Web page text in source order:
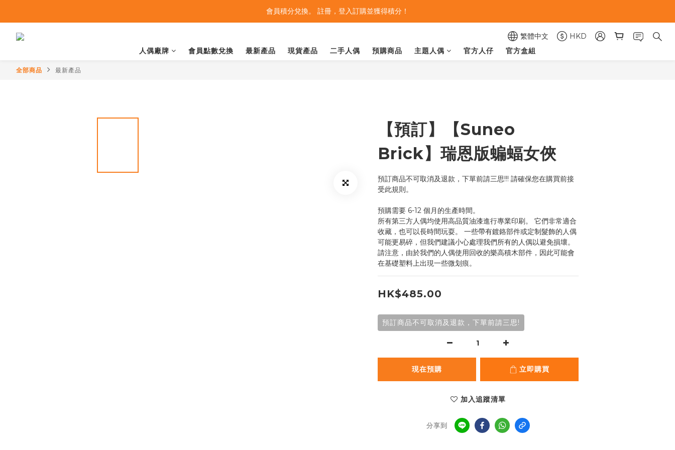
會員積分兌換。 註冊，登入訂購並獲得積分！
繁體中文
HKD
人偶廠牌
會員點數兌換 最新產品 現貨產品 二手人偶 預購商品 主題人偶 官方人仔 官方盒組
全部商品 最新產品
【預訂】【Suneo
Brick】瑞恩版蝙蝠女俠
預訂商品不可取消及退款，下單前請三思!!! 請確保您在購買前接
受此規則。
預購需要 6-12 個月的生產時間。
所有第三方人偶均使用高品質油漆進行專業印刷。 它們非常適合
收藏，也可以長時間玩耍。 一些帶有鍍鉻部件或定制髮飾的人偶
可能更易碎，但我們建議小心處理我們所有的人偶以避免損壞。
請注意，由於我們的人偶使用回收的樂高積木部件，因此可能會
在基礎塑料上出現一些微划痕。
HK$485.00
預訂商品不可取消及退款，下單前請三思!
現在預購 立即購買
加入追蹤清單
分享到